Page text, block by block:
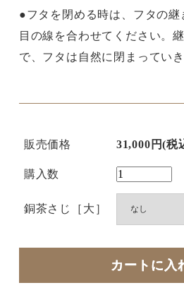
●フタを閉める時は、フタの
目の線を合わせてください。
で、フタは自然に閉まっていき
販売価格 31,000円(税
購入数
銅茶さじ［大］